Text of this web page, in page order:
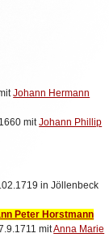
Johann Hermann
mitJohann Phillip
in Jöllenbeck
Peter Horstmann
mitAnna Marie